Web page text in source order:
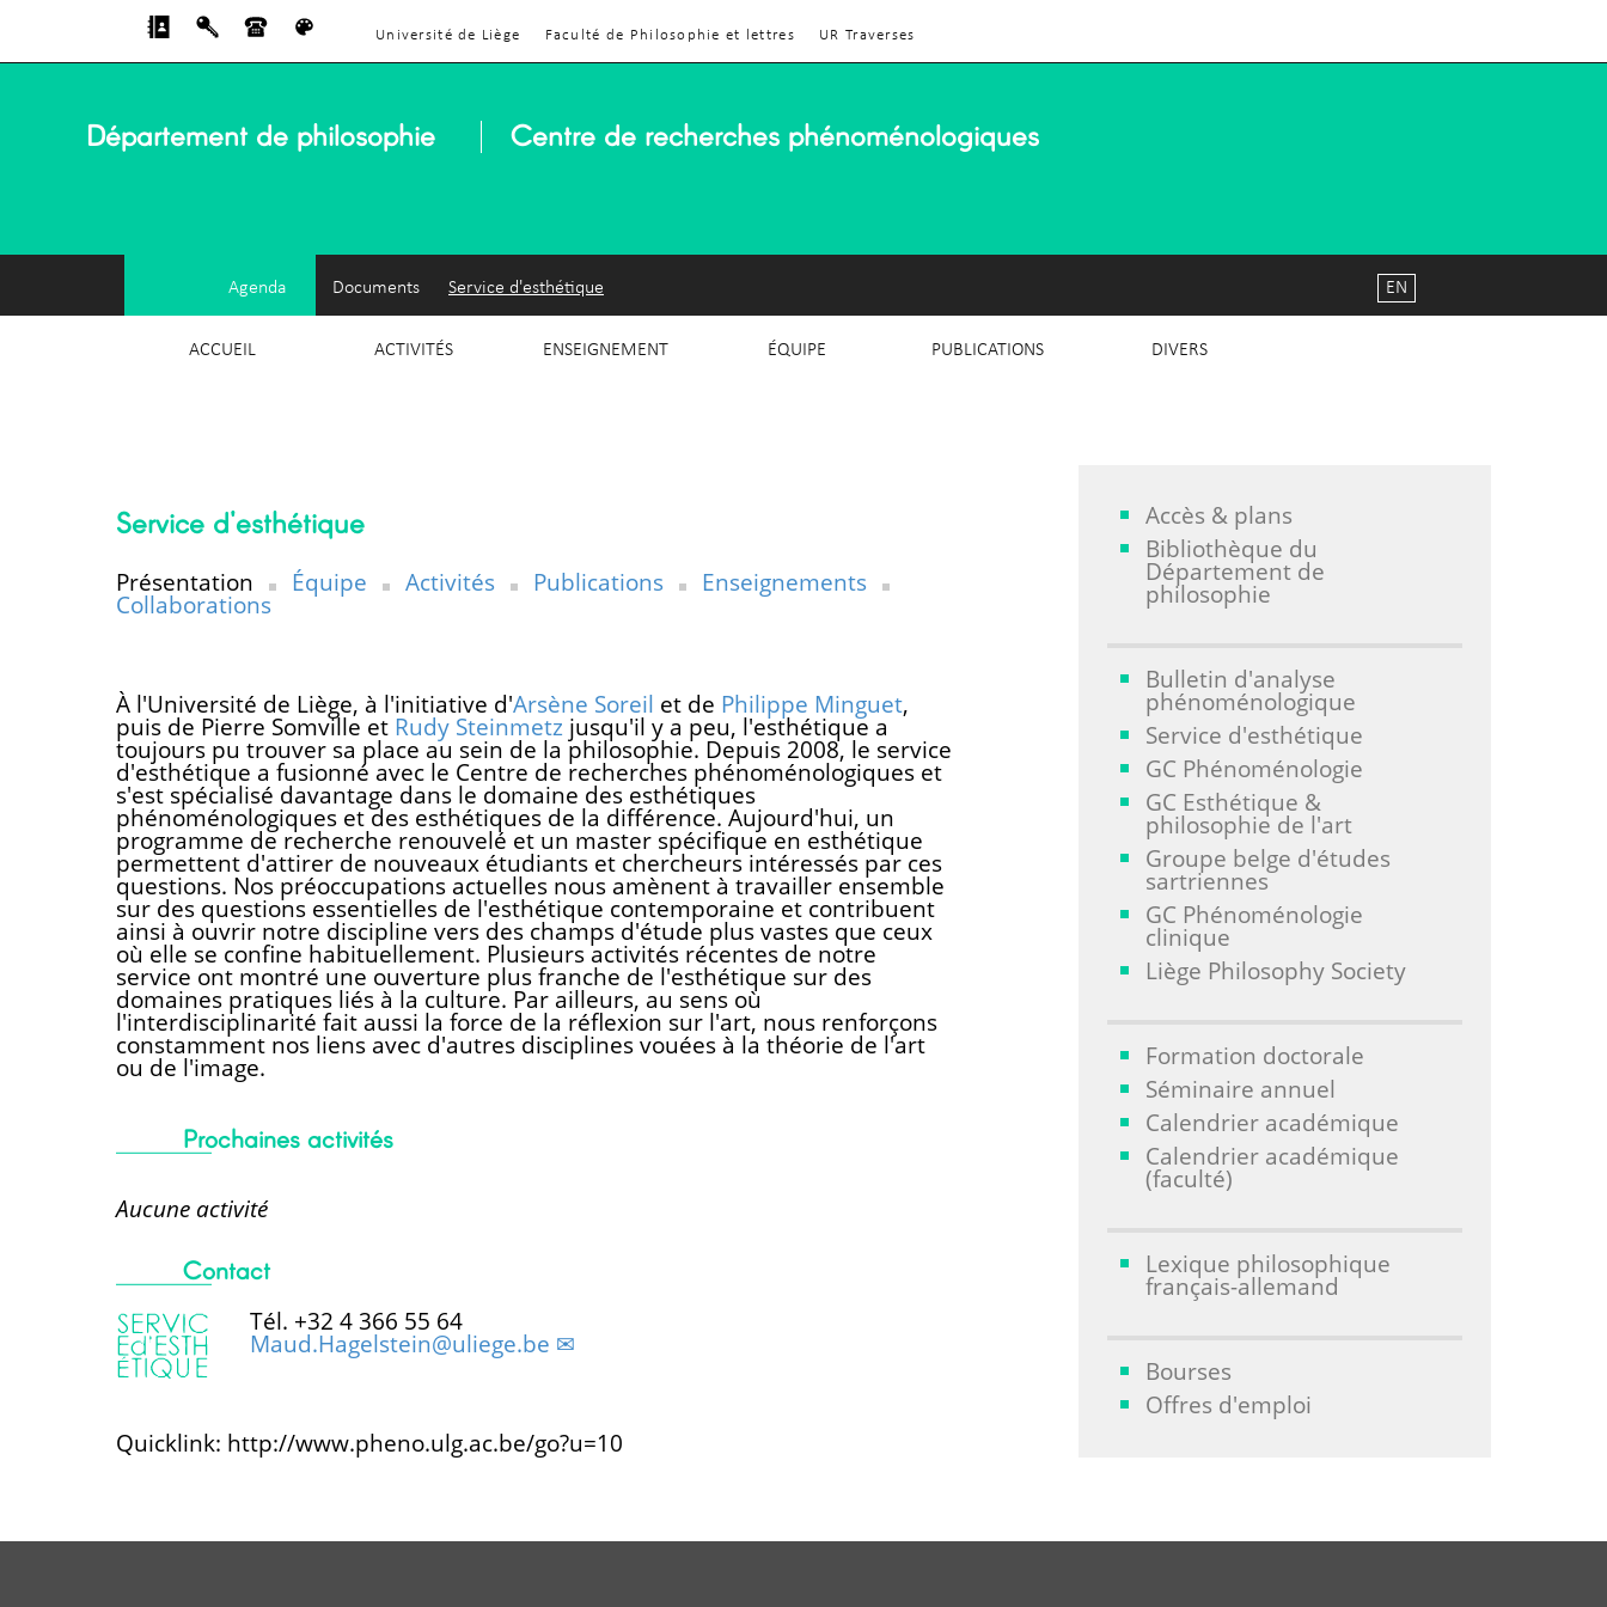
Université de Liège Faculté de Philosophie et lettres UR Traverses
Département de philosophie Centre de recherches phénoménologiques
Agenda Documents Service d'esthétique
ACCUEIL ACTIVITÉS ENSEIGNEMENT ÉQUIPE PUBLICATIONS DIVERS
EN
Accès & plans
Bibliothèque du
Département de
philosophie
Bulletin d'analyse
phénoménologique
Service d'esthétique
GC Phénoménologie
GC Esthétique &
philosophie de l'art
Groupe belge d'études
sartriennes
GC Phénoménologie
clinique
Liège Philosophy Society
Formation doctorale
Séminaire annuel
Calendrier académique
Calendrier académique
(faculté)
Lexique philosophique
français-allemand
Bourses
Offres d'emploi
Service d'esthétique
Présentation Équipe Activités Publications Enseignements
Collaborations
À l'Université de Liège, à l'initiative d'Arsène Soreil et de Philippe Minguet,
puis de Pierre Somville et Rudy Steinmetz jusqu'il y a peu, l'esthétique a
toujours pu trouver sa place au sein de la philosophie. Depuis 2008, le service
d'esthétique a fusionné avec le Centre de recherches phénoménologiques et
s'est spécialisé davantage dans le domaine des esthétiques
phénoménologiques et des esthétiques de la différence. Aujourd'hui, un
programme de recherche renouvelé et un master spécifique en esthétique
permettent d'attirer de nouveaux étudiants et chercheurs intéressés par ces
questions. Nos préoccupations actuelles nous amènent à travailler ensemble
sur des questions essentielles de l'esthétique contemporaine et contribuent
ainsi à ouvrir notre discipline vers des champs d'étude plus vastes que ceux
où elle se confine habituellement. Plusieurs activités récentes de notre
service ont montré une ouverture plus franche de l'esthétique sur des
domaines pratiques liés à la culture. Par ailleurs, au sens où
l'interdisciplinarité fait aussi la force de la réflexion sur l'art, nous renforçons
constamment nos liens avec d'autres disciplines vouées à la théorie de l'art
ou de l'image.
Prochaines activités
Aucune activité
Contact
Tél. +32 4 366 55 64
Maud.Hagelstein@uliege.be
Quicklink: http://www.pheno.ulg.ac.be/go?u=10